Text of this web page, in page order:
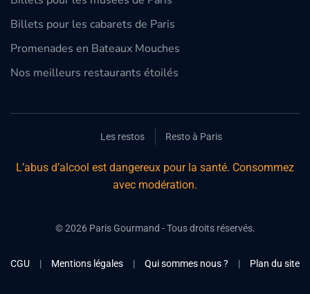
Billets pour les cabarets de Paris
Promenades en Bateaux Mouches
Nos meilleurs restaurants étoilés
Les restos Resto à Paris
L’abus d’alcool est dangereux pour la santé. Consommez
avec modération.
©2026Paris Gourmand - Tous droits réservés.
CGU | Mentions légales | Qui sommes nous ? | Plan du site